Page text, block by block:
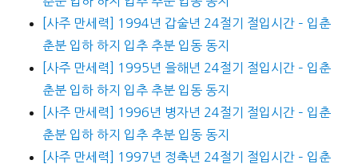
[사주 만세력] 1994년 갑술년 24절기 절입시간 – 입춘
춘분 입하 하지 입추 추분 입동 동지
[사주 만세력] 1995년 을해년 24절기 절입시간 – 입춘
춘분 입하 하지 입추 추분 입동 동지
[사주 만세력] 1996년 병자년 24절기 절입시간 – 입춘
춘분 입하 하지 입추 추분 입동 동지
[사주 만세력] 1997년 정축년 24절기 절입시간 – 입춘